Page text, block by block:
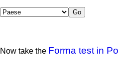
Now take the Forma test in